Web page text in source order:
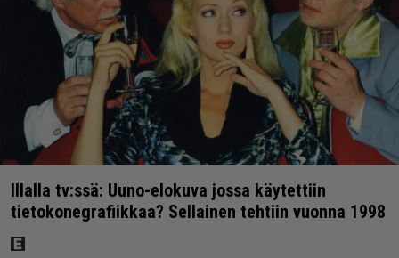
Illalla tv:ssä: Uuno-elokuva jossa käytettiin
tietokonegrafiikkaa? Sellainen tehtiin vuonna 1998